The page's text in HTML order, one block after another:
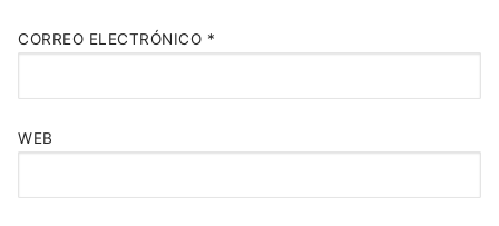
CORREO ELECTRÓNICO *
WEB